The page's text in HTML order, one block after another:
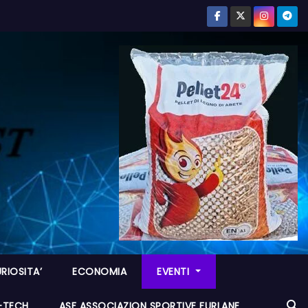
ECONOMIA EVENTI